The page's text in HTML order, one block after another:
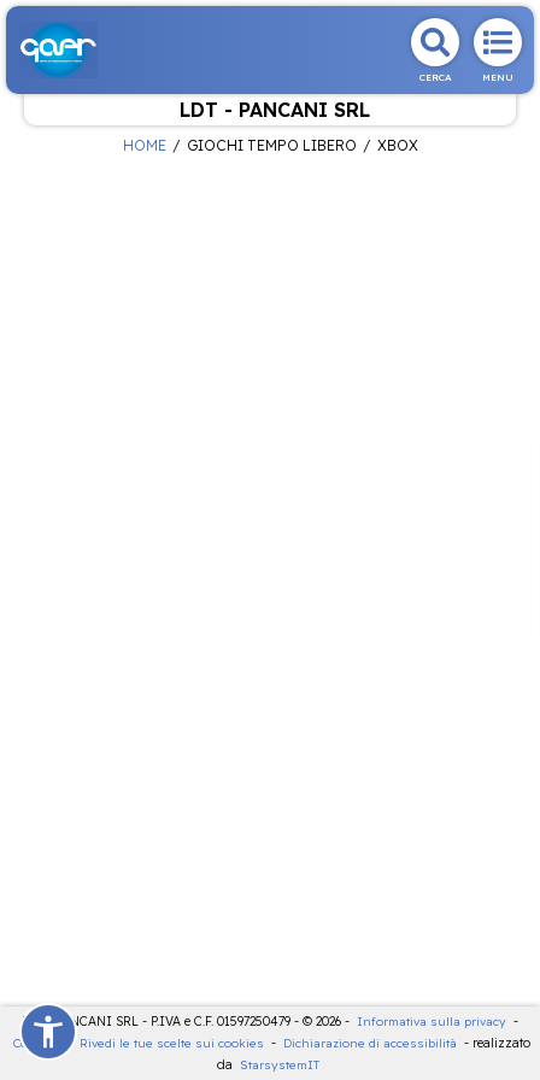
CERCA MENU
LDT - PANCANI SRL
HOME GIOCHI TEMPO LIBERO XBOX
LDT - PANCANI SRL - P.IVA e C.F. 01597250479 - © 2026 - Informativa sulla privacy -
Cookies
- Rivedi le tue scelte sui cookies - Dichiarazione di accessibilità - realizzato
da
StarsystemIT